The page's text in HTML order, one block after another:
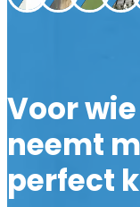
Voor
neemt
perfect